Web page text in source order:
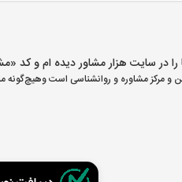
مشاور دیده ام و کد «مشاور-122120» را
مشاوره و روانشناسی است وهیچ‌گونه